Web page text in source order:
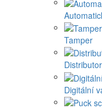
Tamper
Distributor
Digitální